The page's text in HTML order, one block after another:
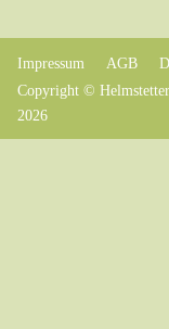
Impressum AGB
Copyright ©
2026